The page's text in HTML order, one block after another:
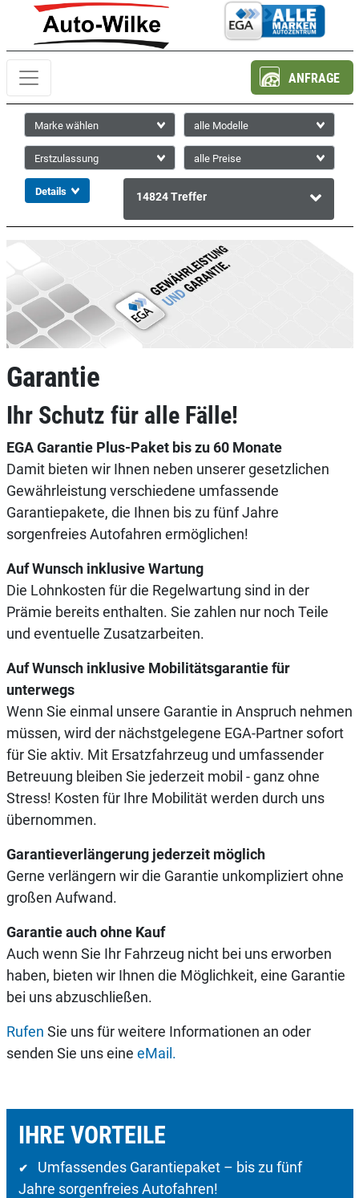
ANFRAGE
14824Treffer
Garantie
Ihr Schutz für alle Fälle!
EGA Garantie Plus-Paket bis zu 60 Monate
Damit bieten wir Ihnen neben unserer gesetzlichen
Gewährleistung verschiedene umfassende
Garantiepakete, die Ihnen bis zu fünf Jahre
sorgenfreies Autofahren ermöglichen!
Auf Wunsch inklusive Wartung
Die Lohnkosten für die Regelwartung sind in der
Prämie bereits enthalten. Sie zahlen nur noch Teile
und eventuelle Zusatzarbeiten.
Auf Wunsch inklusive Mobilitätsgarantie für
unterwegs
Wenn Sie einmal unsere Garantie in Anspruch nehmen
müssen, wird der nächstgelegene EGA-Partner sofort
für Sie aktiv. Mit Ersatzfahrzeug und umfassender
Betreuung bleiben Sie jederzeit mobil - ganz ohne
Stress! Kosten für Ihre Mobilität werden durch uns
übernommen.
Garantieverlängerung jederzeit möglich
Gerne verlängern wir die Garantie unkompliziert ohne
großen Aufwand.
Garantie auch ohne Kauf
Auch wenn Sie Ihr Fahrzeug nicht bei uns erworben
haben, bieten wir Ihnen die Möglichkeit, eine Garantie
bei uns abzuschließen.
Rufen Sie uns für weitere Informationen an oder
senden Sie uns eine eMail.
IHRE VORTEILE
✔ Umfassendes Garantiepaket – bis zu fünf
Jahre sorgenfreies Autofahren!